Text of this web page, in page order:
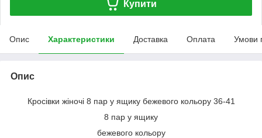
Купити
Опис Характеристики Доставка Оплата Умови
Опис
Кросівки жіночі 8 пар у ящику бежевого кольору 36-41
8 пар у ящику
бежевого кольору